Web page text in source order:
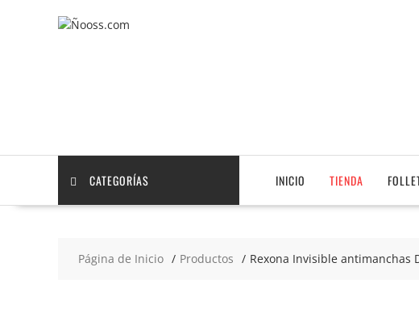
CATEGORÍAS INICIO TIENDA
Página de Inicio Productos Rexona Invisible antimanchas